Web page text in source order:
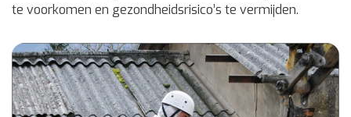
te voorkomen en gezondheidsrisico’s te vermijden.